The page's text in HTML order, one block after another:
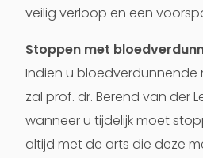
veilig verloop en een
Stoppen met
Indien u bloedverdunnende
zal prof. dr. Berend van der
wanneer u tijdelijk moet
altijd met de arts die deze